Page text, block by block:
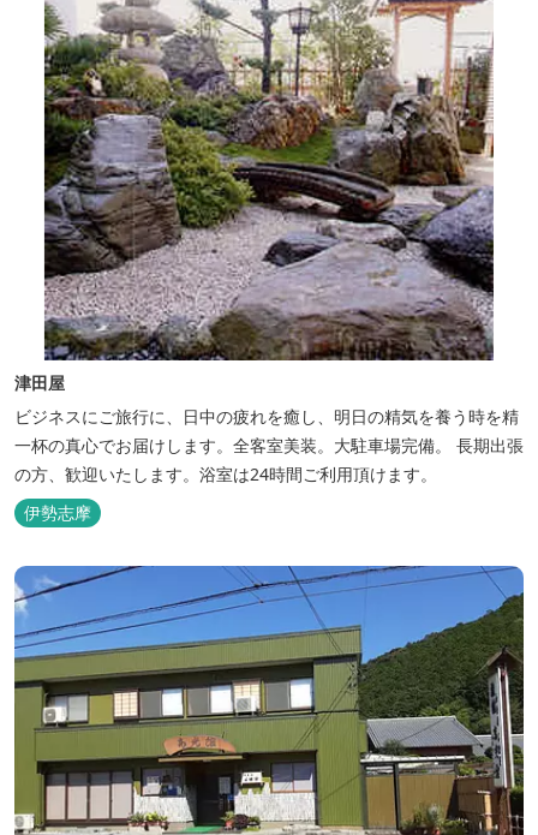
津田屋
ビジネスにご旅行に、日中の疲れを癒し、明日の精気を養う時を精
一杯の真心でお届けします。全客室美装。大駐車場完備。 長期出張
の方、歓迎いたします。浴室は24時間ご利用頂けます。
伊勢志摩